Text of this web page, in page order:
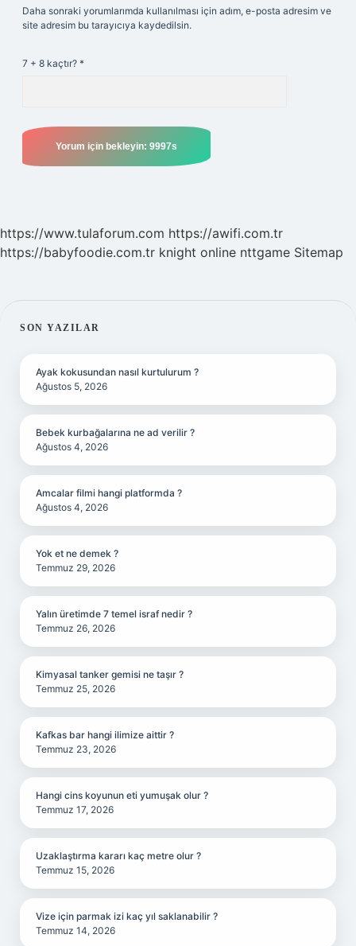
Daha sonraki yorumlarımda kullanılması için adım, e-posta adresim ve
site adresim bu tarayıcıya kaydedilsin.
7 + 8 kaçtır? *
https://www.tulaforum.com https://awifi.com.tr
https://babyfoodie.com.tr knight online nttgame Sitemap
SIDEBAR
SON YAZILAR
Ayak kokusundan nasıl kurtulurum ?
Ağustos 5, 2026
Bebek kurbağalarına ne ad verilir ?
Ağustos 4, 2026
Amcalar filmi hangi platformda ?
Ağustos 4, 2026
Yok et ne demek ?
Temmuz 29, 2026
Yalın üretimde 7 temel israf nedir ?
Temmuz 26, 2026
Kimyasal tanker gemisi ne taşır ?
Temmuz 25, 2026
Kafkas bar hangi ilimize aittir ?
Temmuz 23, 2026
Hangi cins koyunun eti yumuşak olur ?
Temmuz 17, 2026
Uzaklaştırma kararı kaç metre olur ?
Temmuz 15, 2026
Vize için parmak izi kaç yıl saklanabilir ?
Temmuz 14, 2026